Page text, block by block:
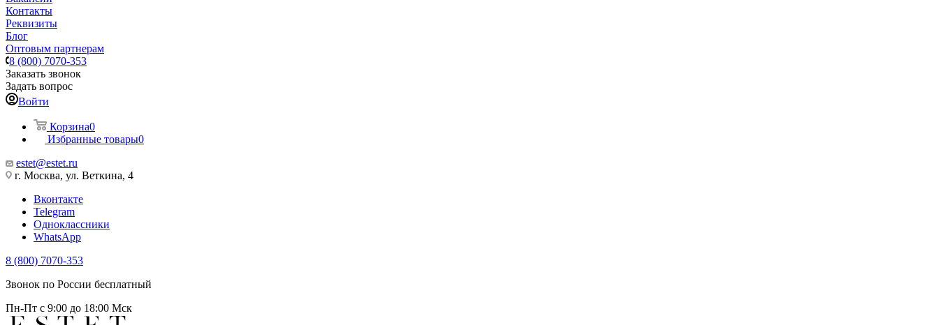
Контакты
Реквизиты
Блог
Оптовым партнерам
8 (800) 7070-353
Заказать звонок
Задать вопрос
Войти
Корзина0
Избранные товары0
estet@estet.ru
г. Москва, ул. Веткина, 4
Вконтакте
Telegram
Одноклассники
WhatsApp
8 (800) 7070-353
Звонок по России бесплатный
Пн-Пт с 9:00 до 18:00 Мск